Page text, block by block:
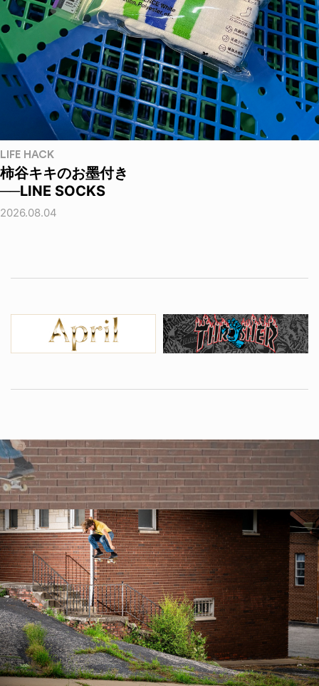
LIFE HACK
柿谷キキのお墨付き
──LINE SOCKS
2026.08.04